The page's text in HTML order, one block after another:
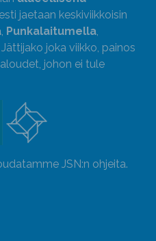
jaetaan keskiviikkoisin
, Punkalaitumella,
Jättijako joka viikko, painos
johon ei tule
JSN:n ohjeita.